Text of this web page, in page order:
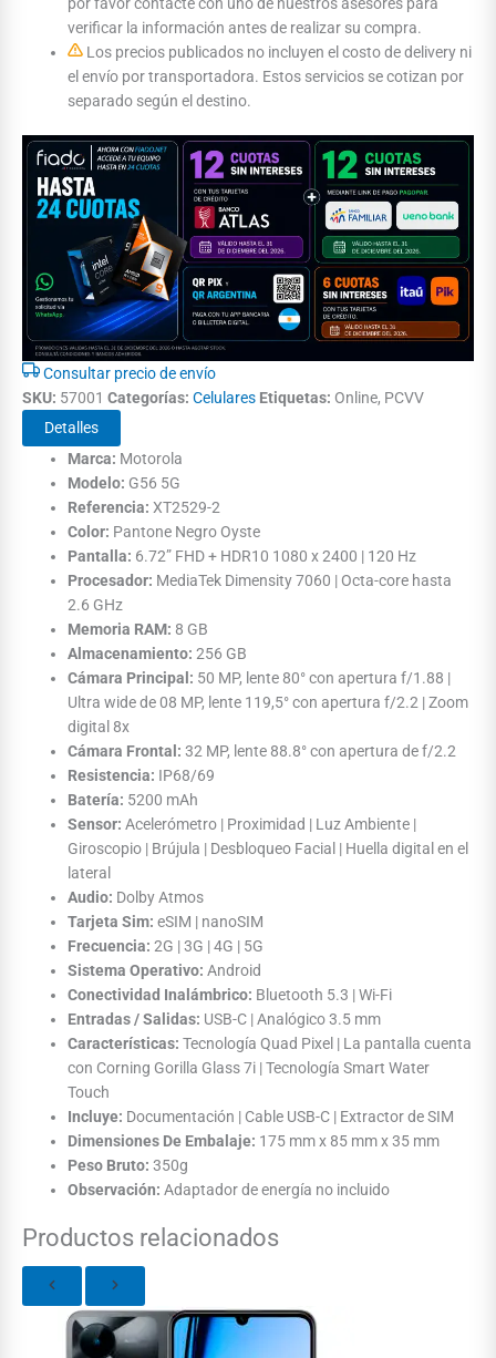
verificar la información antes de realizar su compra.
Los precios publicados no incluyen el costo de delivery ni
el envío por transportadora. Estos servicios se cotizan por
separado según el destino.
Consultar precio de envío
SKU: 57001 Categorías: Celulares Etiquetas: Online, PCVV
Detalles
Marca: Motorola
Modelo: G56 5G
Referencia: XT2529-2
Color: Pantone Negro Oyste
Pantalla: 6.72” FHD + HDR10 1080 x 2400 | 120 Hz
Procesador: MediaTek Dimensity 7060 | Octa-core hasta
2.6 GHz
Memoria RAM: 8 GB
Almacenamiento: 256 GB
Cámara Principal: 50 MP, lente 80° con apertura f/1.88 |
Ultra wide de 08 MP, lente 119,5° con apertura f/2.2 | Zoom
digital 8x
Cámara Frontal: 32 MP, lente 88.8° con apertura de f/2.2
Resistencia: IP68/69
Batería: 5200 mAh
Sensor: Acelerómetro | Proximidad | Luz Ambiente |
Giroscopio | Brújula | Desbloqueo Facial | Huella digital en el
lateral
Audio: Dolby Atmos
Tarjeta Sim: eSIM | nanoSIM
Frecuencia: 2G | 3G | 4G | 5G
Sistema Operativo: Android
Conectividad Inalámbrico: Bluetooth 5.3 | Wi-Fi
Entradas / Salidas: USB-C | Analógico 3.5 mm
Características: Tecnología Quad Pixel | La pantalla cuenta
con Corning Gorilla Glass 7i | Tecnología Smart Water
Touch
Incluye: Documentación | Cable USB-C | Extractor de SIM
Dimensiones De Embalaje: 175 mm x 85 mm x 35 mm
Peso Bruto: 350g
Observación: Adaptador de energía no incluido
Productos relacionados